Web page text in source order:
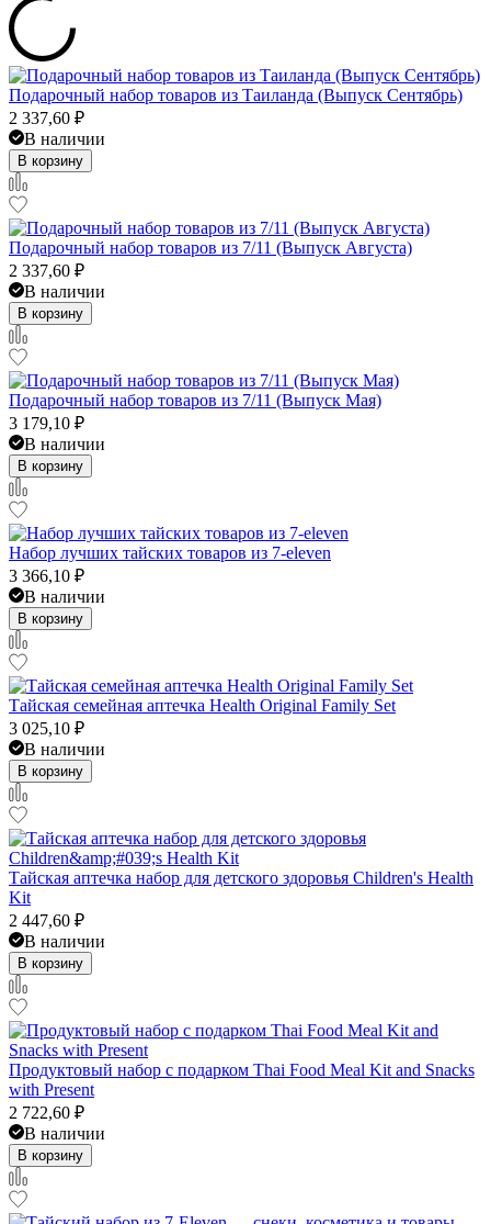
Подарочный набор товаров из Таиланда (Выпуск Сентябрь)
2 337,60 ₽
В наличии
В корзину
Подарочный набор товаров из 7/11 (Выпуск Августа)
2 337,60 ₽
В наличии
В корзину
Подарочный набор товаров из 7/11 (Выпуск Мая)
3 179,10 ₽
В наличии
В корзину
Набор лучших тайских товаров из 7-eleven
3 366,10 ₽
В наличии
В корзину
Тайская семейная аптечка Health Original Family Set
3 025,10 ₽
В наличии
В корзину
Тайская аптечка набор для детского здоровья Children's Health
Kit
2 447,60 ₽
В наличии
В корзину
Продуктовый набор с подарком Thai Food Meal Kit and Snacks
with Present
2 722,60 ₽
В наличии
В корзину